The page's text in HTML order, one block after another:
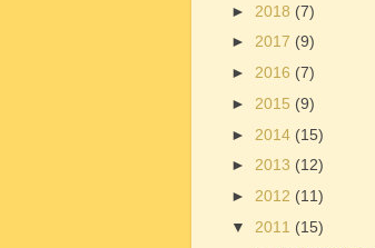
► 2018 (7)
► 2017 (9)
► 2016 (7)
► 2015 (9)
► 2014 (15)
► 2013 (12)
► 2012 (11)
▼ 2011 (15)